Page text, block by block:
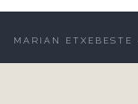
MARIAN ETXEBESTE